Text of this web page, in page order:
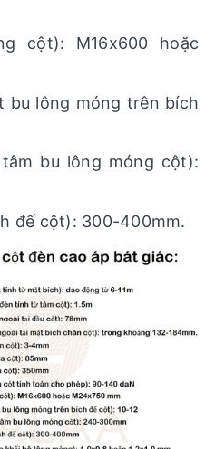
cột): M16x600 hoặc
bu lông móng trên bích
bu lông móng cột):
đế cột): 300-400mm.